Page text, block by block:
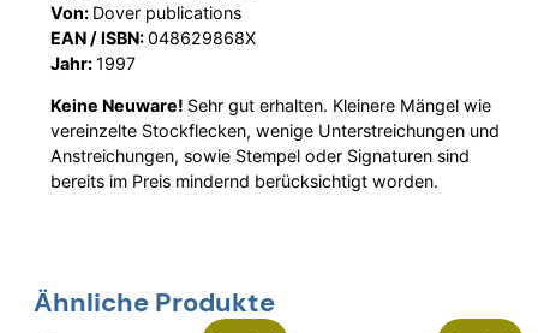
Von: Dover publications
EAN / ISBN:048629868X
Jahr:1997
Keine Neuware! Sehr gut erhalten. Kleinere Mängel wie
vereinzelte Stockflecken, wenige Unterstreichungen und
Anstreichungen, sowie Stempel oder Signaturen sind
bereits im Preis mindernd berücksichtigt worden.
Ähnliche Produkte